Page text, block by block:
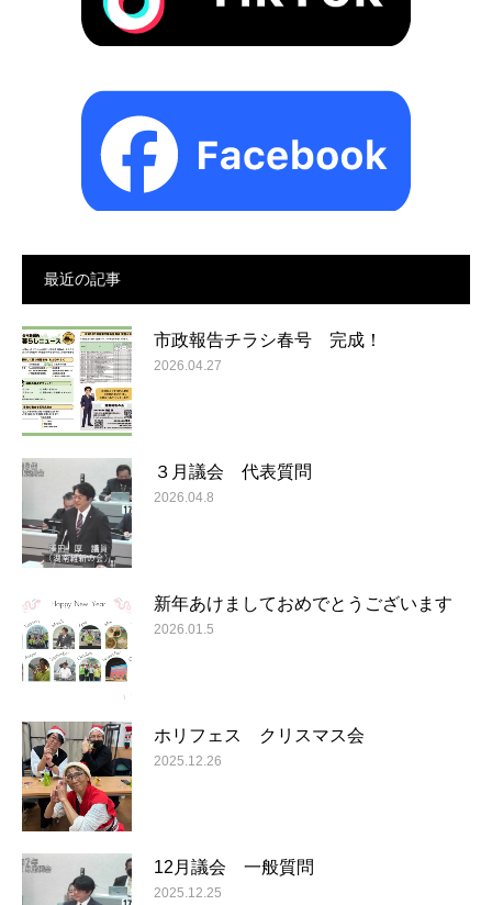
最近の記事
市政報告チラシ春号 完成！
2026.04.27
３月議会 代表質問
2026.04.8
新年あけましておめでとうございます
2026.01.5
ホリフェス クリスマス会
2025.12.26
12月議会 一般質問
2025.12.25